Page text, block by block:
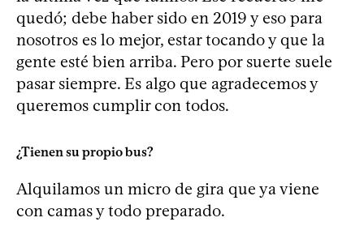
quedó; debe haber sido en 2019 y eso para
nosotros es lo mejor, estar tocando y que la
gente esté bien arriba. Pero por suerte suele
pasar siempre. Es algo que agradecemos y
queremos cumplir con todos.
¿Tienen su propio bus?
Alquilamos un micro de gira que ya viene
con camas y todo preparado.